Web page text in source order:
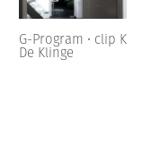
G-Program • clip K
De Klinge